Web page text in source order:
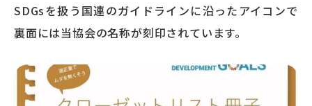
SDGsを扱う国連のガイドラインに沿ったアイコンで
裏面には当協会の名称が刻印されています。